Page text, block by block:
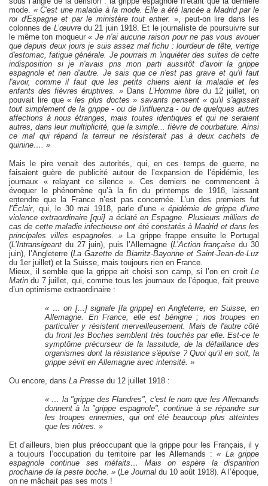
mode. « C'est une maladie à la mode. Elle a été lancée a Madrid par le
roi d'Espagne et par le ministère tout entier. », peut-on lire dans les
colonnes de L’œuvredu 21 juin 1918. Et le journaliste de poursuivre sur
le même ton moqueur« Je n'ai aucune raison pour ne pas vous avouer
que depuis deux jours je suis assez mal fichu : lourdeur de tête, vertige
d'estomac, fatigue générale. Je pourrais m 'inquiéter des suites de cette
indisposition si je n'avais pris mon parti aussitôt d'avoir la grippe
espagnole et rien d'autre. Je sais que ce n'est pas grave et qu'il faut
l'avoir, comme il faut que les petits chiens aient la maladie et les
enfants des fièvres éruptives. » Dans L’Homme libredu 12 juillet, on
pouvait lire que « les plus doctes » savants pensent « qu'il s'agissait
tout simplement de la grippe - ou de l'influenza - ou de quelques autres
affections à nous étranges, mais toutes identiques et qui ne seraient
autres, dans leur multiplicité, que la simple... fièvre de courbature. Ainsi
ce mal qui répand la terreur ne résisterait pas à deux cachets de
quinine…. »
Mais le pire venait des autorités, qui, en ces temps de guerre, ne
faisaient guère de publicité autour de l’expansion de l’épidémie, les
journaux « relayant ce silence ». Ces derniers ne commencent à
évoquer le phénomène qu’à la fin du printemps de 1918, laissant
entendre que la France n’est pas concernée. L’un des premiers fut
l’Éclair, qui, le 30 mai 1918, parle d’une « épidémie de grippe d’une
violence extraordinaire [qui] a éclaté en Espagne. Plusieurs milliers de
cas de cette maladie infectieuse ont été constatés à Madrid et dans les
principales villes espagnoles. » La grippe frappe ensuite le Portugal
(L’Intransigeant du 27 juin), puis l’Allemagne (L’Action française du 30
juin), l’Angleterre (La Gazette de Biarritz-Bayonne et Saint-Jean-de-Luz
du 1er juillet) et la Suisse, mais toujours rien en France.
Mieux, il semble que la grippe ait choisi son camp, si l’on en croit Le
Matin du 7 juillet, qui, comme tous les journaux de l’époque, fait preuve
d’un optimisme extraordinaire :
« … on [...] signale [la grippe] en Angleterre, en Suisse, en
Allemagne. En France, elle est bénigne ; nos troupes en
particulier y résistent merveilleusement. Mais de l'autre côté
du front les Boches semblent très touchés par elle. Est-ce le
symptôme précurseur de la lassitude, de la défaillance des
organismes dont la résistance s'épuise ? Quoi qu’il en soit, la
grippe sévit en Allemagne avec intensité. »
Ou encore, dans La Presse du 12 juillet 1918 :
« … la "grippe des Flandres", c'est le nom que les Allemands
donnent à la "grippe espagnole", continue à se répandre sur
les troupes ennemies, qui ont été beaucoup plus atteintes
que les nôtres. »
Et d’ailleurs, bien plus préoccupant que la grippe pour les Français, il y
a toujours l’occupation du territoire par les Allemands :« La grippe
espagnole continue ses méfaits… Mais on espère la disparition
prochaine de la peste boche. » (Le Journal du 10 août 1918). A l’époque,
on ne mâchait pas ses mots !